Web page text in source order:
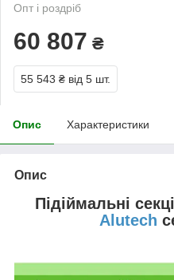
Опт і роздріб
60 807 ₴
55 543 ₴ від 5 шт.
Опис Характеристики
Опис
Підіймальні
Alutech